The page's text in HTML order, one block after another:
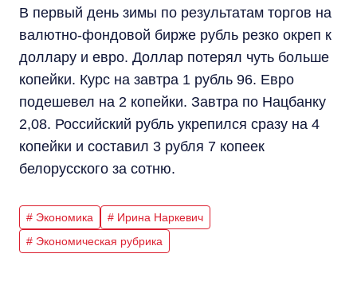
В первый день зимы по результатам торгов на
валютно-фондовой бирже рубль резко окреп к
доллару и евро. Доллар потерял чуть больше
копейки. Курс на завтра 1 рубль 96. Евро
подешевел на 2 копейки. Завтра по Нацбанку
2,08. Российский рубль укрепился сразу на 4
копейки и составил 3 рубля 7 копеек
белорусского за сотню.
# Экономика
# Ирина Наркевич
# Экономическая рубрика